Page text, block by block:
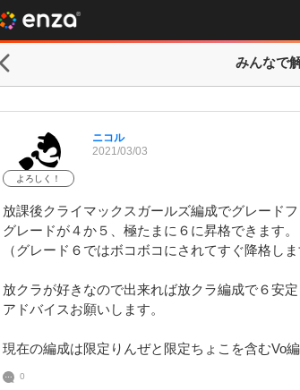
みんなで
よろしく！
ニコル
2021/03/03
放課後クライマックスガールズ編成でグレードフ
グレードが４か５、極たまに６に昇格できます。
（グレード６ではボコボコにされてすぐ降格しま
放クラが好きなので出来れば放クラ編成で６安定
アドバイスお願いします。
現在の編成は限定りんぜと限定ちょこを含むVo編
0